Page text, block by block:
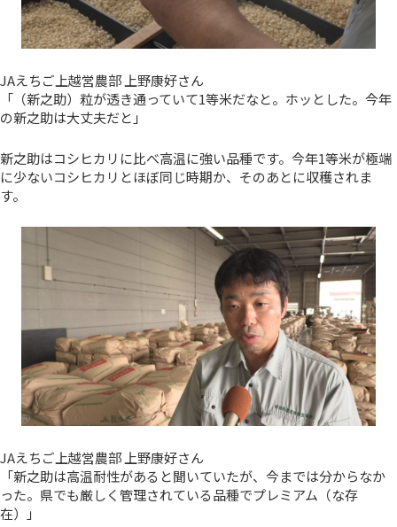
JAえちご上越営農部 上野康好さん
「（新之助）粒が透き通っていて1等米だなと。ホッとした。今年
の新之助は大丈夫だと」
新之助はコシヒカリに比べ高温に強い品種です。今年1等米が極端
に少ないコシヒカリとほぼ同じ時期か、そのあとに収穫されま
す。
JAえちご上越営農部 上野康好さん
「新之助は高温耐性があると聞いていたが、今までは分からなか
った。県でも厳しく管理されている品種でプレミアム（な存
在）」